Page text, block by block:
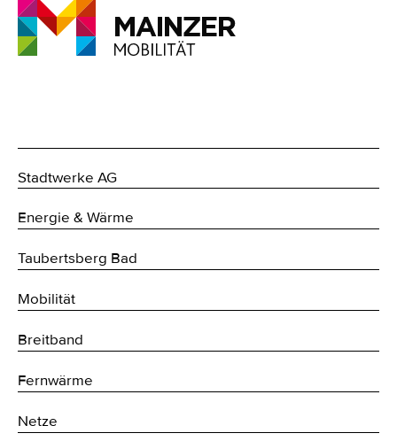
Stadtwerke AG
Energie & Wärme
Taubertsberg Bad
Mobilität
Breitband
Fernwärme
Netze